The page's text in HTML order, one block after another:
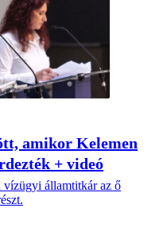
amikor Kelemen
+ videó
államtitkár az ő